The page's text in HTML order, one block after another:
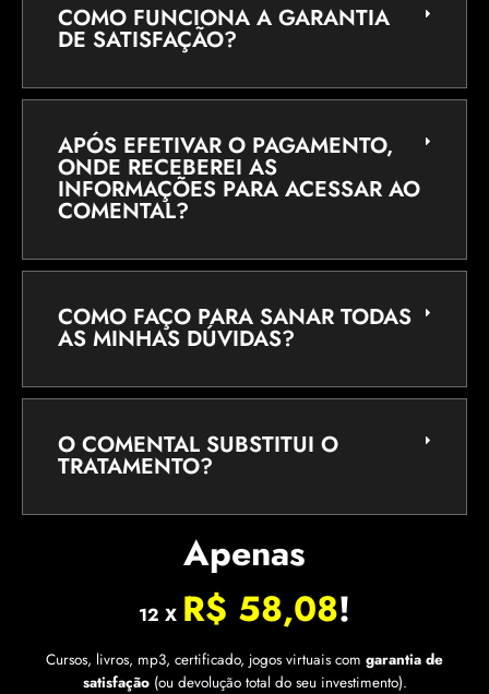
COMO FUNCIONA A GARANTIA
DE SATISFAÇÃO?
APÓS EFETIVAR O PAGAMENTO,
ONDE RECEBEREI AS
INFORMAÇÕES PARA ACESSAR AO
COMENTAL?
COMO FAÇO PARA SANAR TODAS
AS MINHAS DÚVIDAS?
O COMENTAL SUBSTITUI O
TRATAMENTO?
Apenas
12 X R$ 58,08!
Cursos, livros, mp3, certificado, jogos virtuais com garantia de
satisfação(ou devolução total do seu investimento).